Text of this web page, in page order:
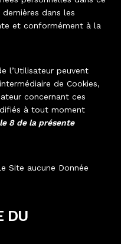
dans les
et conformément à la
l’Utilisateur peuvent
de Cookies,
concernant ces
à tout moment
8 de la présente
Site aucune Donnée
DU